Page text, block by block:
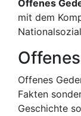
Offenes
mit dem
Offenes
Fakten
Geschichte